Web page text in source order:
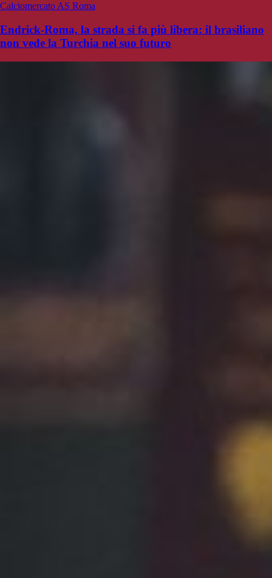
Calciomercato AS Roma
Endrick-Roma, la strada si fa più libera: il brasiliano
non vede la Turchia nel suo futuro